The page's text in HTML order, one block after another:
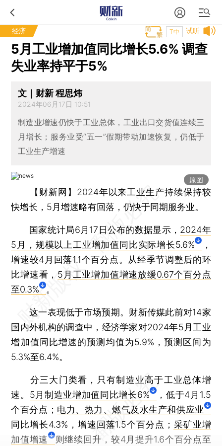
经济 试听
T中
5月工业增加值同比增长5.6% 调查
失业率持平于5%
文｜财新 程思炜
2024年06月17日 10:51
制造业增速仍快于工业总体，工业出口交货值连续三
月增长；服务业受“五一”假期带动加速恢复，仍低于
工业生产增速
原图
【财新网】 2024年以来工业生产持续保持较
快增长，5月增速略有回落，仍快于同期服务业。
国家统计局6月17日公布的数据显示， 2024年
5月，规模以上工业增加值同比实际增长5.6%
，
增速较4月回落1.1个百分点。从经季节调整后的环
比增速看， 5月工业增加值增速放缓0.67个百分点
至0.3%
。
这一表现低于市场预期。财新传媒此前对14家
国内外机构的调查中，经济学家对2024年5月工业
增加值同比增速的预测均值为5.9%，预测区间为
5.3%至6.4%。
分三大门类看，只有制造业高于工业总体增
速。 5月制造业增加值同比增长6%
，低于4月1.5
个百分点； 电力、热力、燃气及水生产和供应业
同比增长4.3%，增速回落1.5个百分点； 采矿业增
加值增速
则继续回升，较4月提升1.6个百分点至